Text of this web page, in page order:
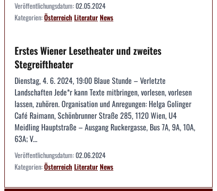
Veröffentlichungsdatum:02.05.2024
Kategorien:ÖsterreichLiteraturNews
Erstes Wiener Lesetheater und zweites
Stegreiftheater
Dienstag, 4. 6. 2024, 19:00 Blaue Stunde – Verletzte
Landschaften Jede*r kann Texte mitbringen, vorlesen, vorlesen
lassen, zuhören. Organisation und Anregungen: Helga Golinger
Café Raimann, Schönbrunner Straße 285, 1120 Wien, U4
Meidling Hauptstraße – Ausgang Ruckergasse, Bus 7A, 9A, 10A,
63A; V...
Veröffentlichungsdatum:02.06.2024
Kategorien:ÖsterreichLiteraturNews